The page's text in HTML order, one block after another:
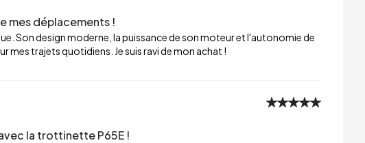
mes déplacements !
Son design moderne, la puissance de son moteur et l'autonomie de
trajets quotidiens. Je suis ravi de mon achat !
la trottinette P65E !